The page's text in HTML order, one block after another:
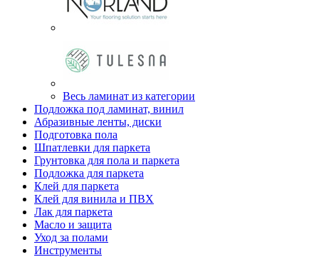
Весь ламинат из категории
Подложка под ламинат, винил
Абразивные ленты, диски
Подготовка пола
Шпатлевки для паркета
Грунтовка для пола и паркета
Подложка для паркета
Клей для паркета
Клей для винила и ПВХ
Лак для паркета
Масло и защита
Уход за полами
Инструменты